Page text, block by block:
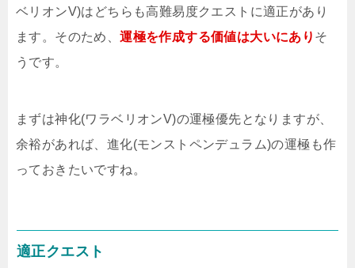
ベリオンV)はどちらも高難易度クエストに適正があり
ます。そのため、運極を作成する価値は大いにあり そ
うです。
まずは神化(ワラベリオンV)の運極優先となりますが、
余裕があれば、進化(モンストペンデュラム)の運極も作
っておきたいですね。
適正クエスト